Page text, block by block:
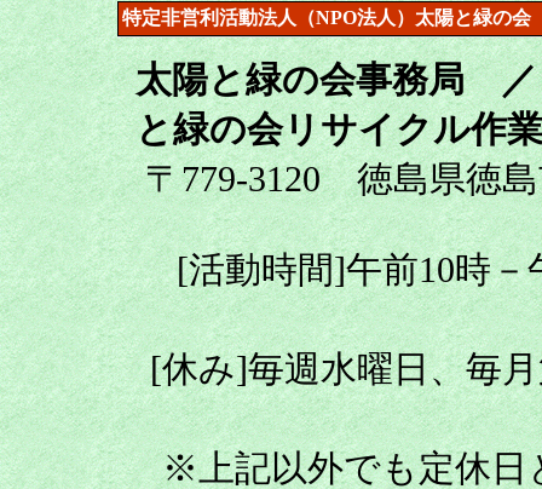
特定非営利活動法人（NPO法人）太陽と緑の会
太陽と緑の会事務局
と緑の会リサイクル作
〒779-3120 徳島県徳
[活動時間]午前10時
[休み]毎週水曜日、毎
※上記以外でも定休日